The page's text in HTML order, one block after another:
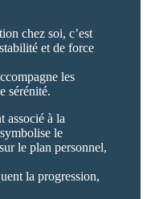
chez soi, c’est
et de force
les
sérénité.
associé à la
le
le plan personnel,
la progression,